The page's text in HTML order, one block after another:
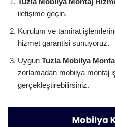
iletişime geçin.
Kurulum ve tamirat
hizmet garantisi sunuyoruz.
Uygun Tuzla Mobilya
zorlamadan mobilya montaj
gerçekleştirebilirsiniz.